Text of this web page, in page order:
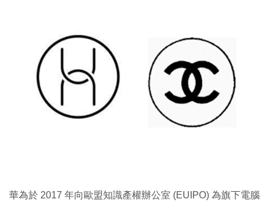
生成式AI與雲端應用
Enterprise Digital Transformation
華為於 2017 年向歐盟知識產權辦公室 (EUIPO) 為旗下電腦